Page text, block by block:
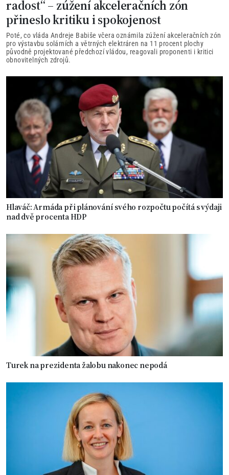
radost“ – zúžení akceleračních zón
přineslo kritiku i spokojenost
Poté, co vláda Andreje Babiše včera oznámila zúžení akceleračních zón
pro výstavbu solárních a větrných elektráren na 11 procent plochy
původně projektované předchozí vládou, reagovali proponenti i kritici
obnovitelných zdrojů.
Hlaváč: Armáda při plánování svého rozpočtu počítá s výdaji
nad dvě procenta HDP
Turek na prezidenta žalobu nakonec nepodá